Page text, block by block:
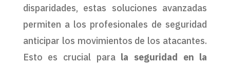
disparidades, estas soluciones avanzadas
permiten a los profesionales de seguridad
anticipar los movimientos de los atacantes.
Esto es crucial para la seguridad en la